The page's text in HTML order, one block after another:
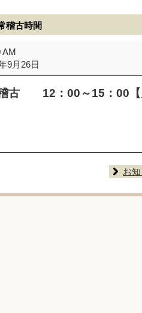
稽古時間
AM
9月26日
古 12：00～15：00【
お